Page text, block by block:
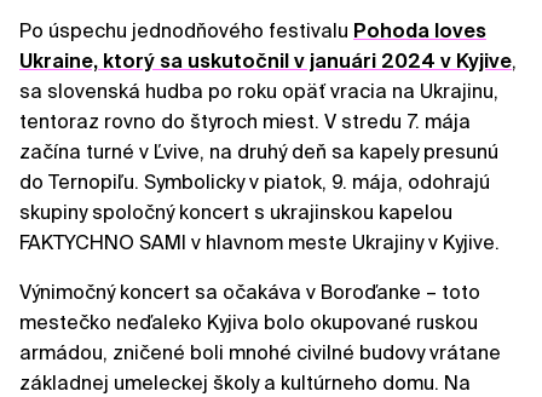
Po úspechu jednodňového festivalu Pohoda loves
Ukraine, ktorý sa uskutočnil v januári 2024 v Kyjive,
sa slovenská hudba po roku opäť vracia na Ukrajinu,
tentoraz rovno do štyroch miest. V stredu 7. mája
začína turné v Ľvive, na druhý deň sa kapely presunú
do Ternopiľu. Symbolicky v piatok, 9. mája, odohrajú
skupiny spoločný koncert s ukrajinskou kapelou
FAKTYCHNO SAMI v hlavnom meste Ukrajiny v Kyjive.
Výnimočný koncert sa očakáva v Boroďanke – toto
mestečko neďaleko Kyjiva bolo okupované ruskou
armádou, zničené boli mnohé civilné budovy vrátane
základnej umeleckej školy a kultúrneho domu. Na